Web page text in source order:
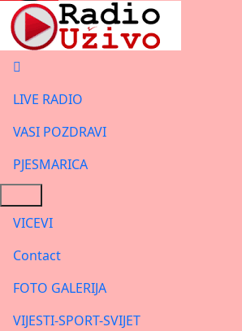
LIVE RADIO
VASI POZDRAVI
PJESMARICA
VICEVI
Contact
FOTO GALERIJA
VIJESTI-SPORT-SVIJET